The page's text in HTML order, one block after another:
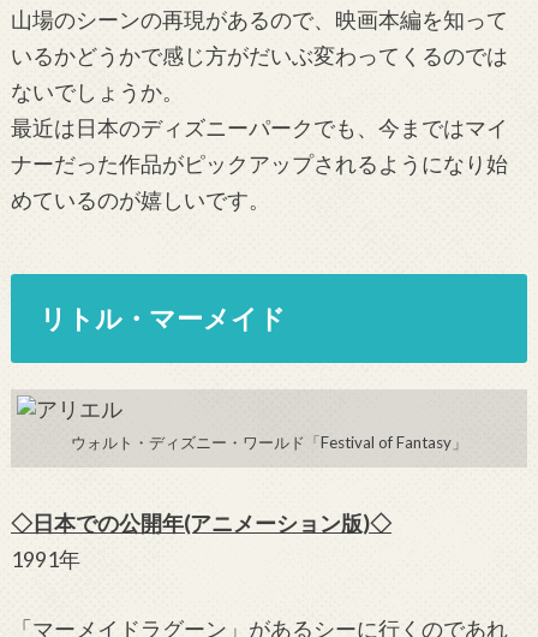
山場のシーンの再現があるので、映画本編を知って
いるかどうかで感じ方がだいぶ変わってくるのでは
ないでしょうか。
最近は日本のディズニーパークでも、今まではマイ
ナーだった作品がピックアップされるようになり始
めているのが嬉しいです。
リトル・マーメイド
ウォルト・ディズニー・ワールド「Festival of Fantasy」
◇日本での公開年(アニメーション版)◇
1991年
「マーメイドラグーン」があるシーに行くのであれ